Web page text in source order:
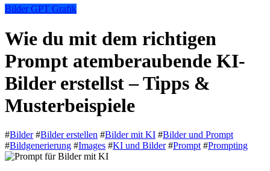
Bilder GPT Grafik
Wie du mit dem richtigen
Prompt atemberaubende KI-
Bilder erstellst – Tipps &
Musterbeispiele
#Bilder#Bilder erstellen #Bilder mit KI #Bilder und Prompt
#Bildgenerierung #Images #KI und Bilder#Prompt #Prompting